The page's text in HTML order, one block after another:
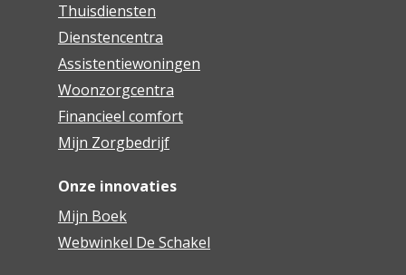
Thuisdiensten
Dienstencentra
Assistentiewoningen
Woonzorgcentra
Financieel comfort
Mijn Zorgbedrijf
Onze innovaties
Mijn Boek
Webwinkel De Schakel